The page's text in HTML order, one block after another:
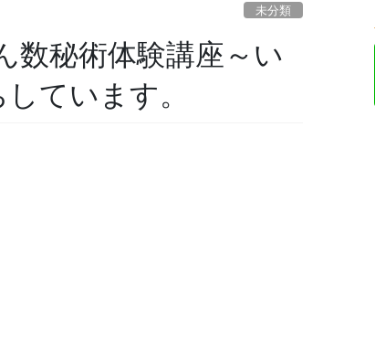
未分類
数秘術体験講座～い
ています。